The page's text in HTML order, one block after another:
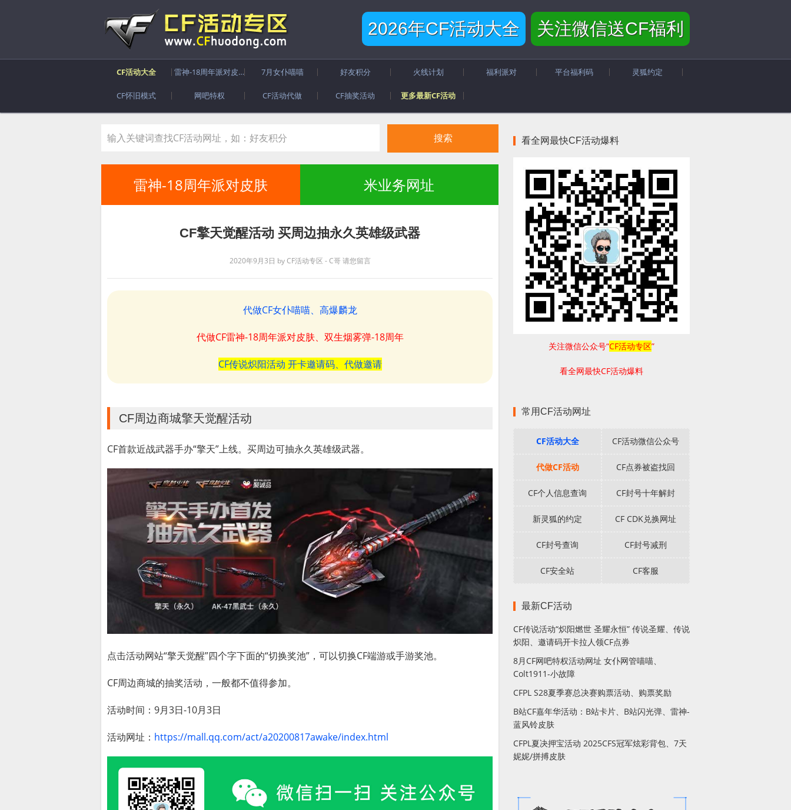
2026年CF活动大全 关注微信送CF福利
CF活动大全 雷神-18周年派对皮肤 7月女仆喵喵 好友积分 火线计划 福利派对 平台福利码 灵狐约定
CF怀旧模式 网吧特权 CF活动代做 CF抽奖活动 更多最新CF活动
雷神-18周年派对皮肤 米业务网址
CF擎天觉醒活动 买周边抽永久英雄级武器
2020年9月3日 byCF活动专区 - C哥 请您留言
代做CF女仆喵喵、高爆麟龙
代做CF雷神-18周年派对皮肤、双生烟雾弹-18周年
CF传说炽阳活动 开卡邀请码、代做邀请
CF周边商城擎天觉醒活动
CF首款近战武器手办“擎天”上线。买周边可抽永久英雄级武器。
点击活动网站“擎天觉醒”四个字下面的“切换奖池”，可以切换CF端游或手游奖池。
CF周边商城的抽奖活动，一般都不值得参加。
活动时间：9月3日-10月3日
活动网址： https://mall.qq.com/act/a20200817awake/index.html
看全网最快CF活动爆料
关注微信公众号“CF活动专区”
看全网最快CF活动爆料
常用CF活动网址
CF活动大全 CF活动微信公众号
代做CF活动 CF点券被盗找回
CF个人信息查询 CF封号十年解封
新灵狐的约定 CF CDK兑换网址
CF封号查询 CF封号减刑
CF安全站 CF客服
最新CF活动
CF传说活动“炽阳燃世 圣耀永恒” 传说圣耀、传说
炽阳、邀请码开卡拉人领CF点券
8月CF网吧特权活动网址 女仆网管喵喵、
Colt1911-小故障
CFPL S28夏季赛总决赛购票活动、购票奖励
B站CF嘉年华活动：B站卡片、B站闪光弹、雷神-
蓝风铃皮肤
CFPL夏决押宝活动 2025CFS冠军炫彩背包、7天
妮妮/拼搏皮肤